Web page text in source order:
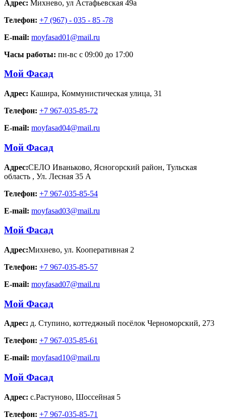
Адрес: Михнево, ул Астафьевская 49а
Телефон: +7 (967) - 035 - 85 -78
E-mail: moyfasad01@mail.ru
Часы работы: пн-вс с 09:00 до 17:00
Мой Фасад
Адрес: Кашира, Коммунистическая улица, 31
Телефон: +7 967-035-85-72
E-mail: moyfasad04@mail.ru
Мой Фасад
Адрес:СЕЛО Иваньково, Ясногорский район, Тульская
область , Ул. Лесная 35 А
Телефон: +7 967-035-85-54
E-mail: moyfasad03@mail.ru
Мой Фасад
Адрес:Михнево, ул. Кооперативная 2
Телефон: +7 967-035-85-57
E-mail: moyfasad07@mail.ru
Мой Фасад
Адрес: д. Ступино, коттеджный посёлок Черноморский, 273
Телефон: +7 967-035-85-61
E-mail: moyfasad10@mail.ru
Мой Фасад
Адрес: с.Растуново, Шоссейная 5
Телефон: +7 967-035-85-71